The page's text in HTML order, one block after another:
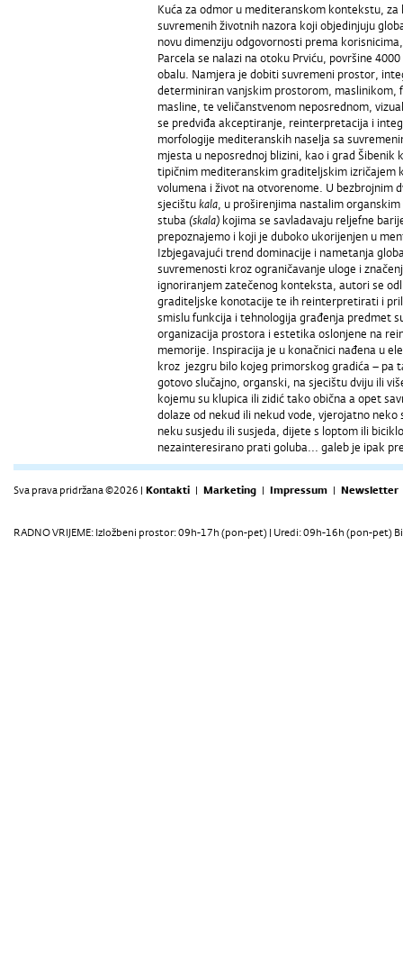
Kuća za odmor u mediteranskom kontekstu,
suvremenih životnih nazora koji objedinjuju
novu dimenziju odgovornosti prema
Parcela se nalazi na otoku Prviću, površine
obalu. Namjera je dobiti suvremeni prostor,
determiniran vanjskim prostorom, maslinikom,
masline, te veličanstvenom neposrednom,
se predviđa akceptiranje, reinterpretacija i
morfologije mediteranskih naselja sa
mjesta u neposrednoj blizini, kao i grad
tipičnim mediteranskim graditeljskim izričajem
volumena i život na otvorenome. U bezbrojnim
sjecištukala, u proširenjima nastalim
stuba (skala) kojima se savladavaju reljefne
prepoznajemo i koji je duboko ukorijenjen u
Izbjegavajući trend dominacije i nametanja
suvremenosti kroz ograničavanje uloge i
ignoriranjem zatečenog konteksta, autori se
graditeljske konotacije te ih reinterpretirati i
smislu funkcija i tehnologija građenja predmet
organizacija prostora i estetika oslonjene na
memorije. Inspiracija je u konačnici nađena u
kroz jezgru bilo kojeg primorskog gradića – pa
gotovo slučajno, organski, na sjecištu dviju ili
kojemu su klupica ili zidić tako obična a opet
dolaze od nekud ili nekud vode, vjerojatno
neku susjedu ili susjeda, dijete s loptom ili
nezainteresirano prati goluba... galeb je ipak
Sva prava pridržana ©2026 | Kontakti | Marketing | Impressum | Newsletter
RADNO VRIJEME: Izložbeni prostor: 09h-17h (pon-pet) | Uredi: 09h-16h (pon-pet)